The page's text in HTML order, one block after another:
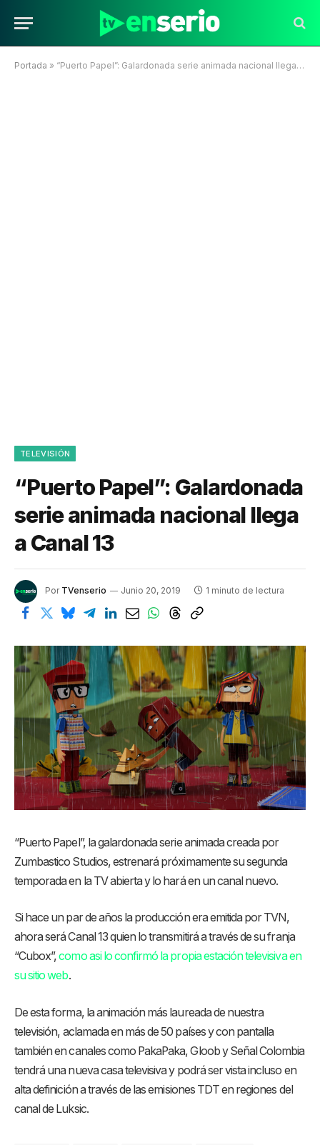
Portada » “Puerto Papel”: Galardonada serie animada nacional llega a Canal 13
TELEVISIÓN
“Puerto Papel”: Galardonada
serie animada nacional llega
a Canal 13
Por TVenserio Junio 20, 2019 1 minuto de lectura
“Puerto Papel”, la galardonada serie animada creada por
Zumbastico Studios, estrenará próximamente su segunda
temporada en la TV abierta y lo hará en un canal nuevo.
Si hace un par de años la producción era emitida por TVN,
ahora será Canal 13 quien lo transmitirá a través de su franja
“Cubox”,como asi lo confirmó la propia estación televisiva en
su sitio web.
De esta forma, la animación más laureada de nuestra
televisión, aclamada en más de 50 países y con pantalla
también en canales como PakaPaka, Gloob y Señal Colombia
tendrá una nueva casa televisiva y podrá ser vista incluso en
alta definición a través de las emisiones TDT en regiones del
canal de Luksic.